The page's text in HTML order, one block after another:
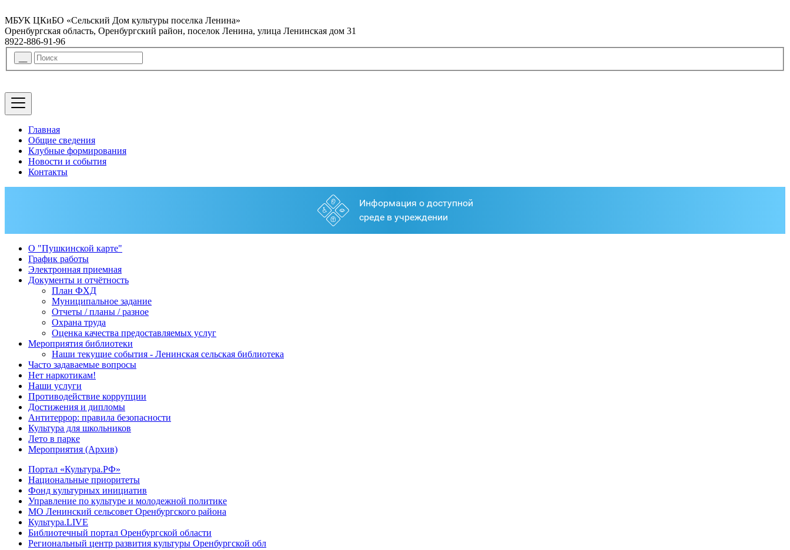
МБУК ЦКиБО «Сельский Дом культуры поселка Ленина»
Оренбургская область, Оренбургский район, поселок Ленина, улица Ленинская дом 31
8922-886-91-96
Главная
Общие сведения
Клубные формирования
Новости и события
Контакты
О "Пушкинской карте"
График работы
Электронная приемная
Документы и отчётность
План ФХД
Муниципальное задание
Отчеты / планы / разное
Охрана труда
Оценка качества предоставляемых услуг
Мероприятия библиотеки
Наши текущие события - Ленинская сельская библиотека
Часто задаваемые вопросы
Нет наркотикам!
Наши услуги
Противодействие коррупции
Достижения и дипломы
Антитеррор: правила безопасности
Культура для школьников
Лето в парке
Мероприятия (Архив)
Портал «Культура.РФ»
Национальные приоритеты
Фонд культурных инициатив
Управление по культуре и молодежной политике
МО Ленинский сельсовет Оренбургского района
Культура.LIVE
Библиотечный портал Оренбургской области
Региональный центр развития культуры Оренбургской обл